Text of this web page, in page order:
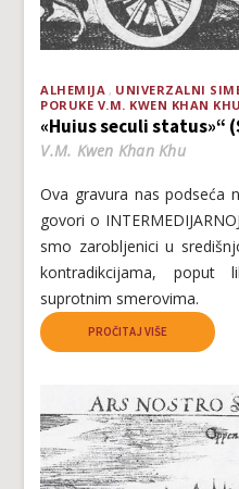
ALHEMIJA
UNIVERZALNI
PORUKE V.M. KWEN KHAN KHU
«Huius seculi status»“
V.M. Kwen Khan Khu
Ova gravura nas podseća
govori o
smo zarobljenici u
kontradikcijama,
suprotnim smerovima.
PROČITAJ VIŠE